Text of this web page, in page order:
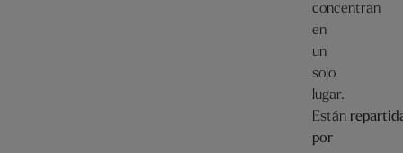
concentran
en
un
solo
lugar.
Están
por